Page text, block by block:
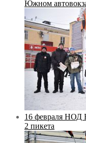
Южном
16 февраля НОД
2 пикета